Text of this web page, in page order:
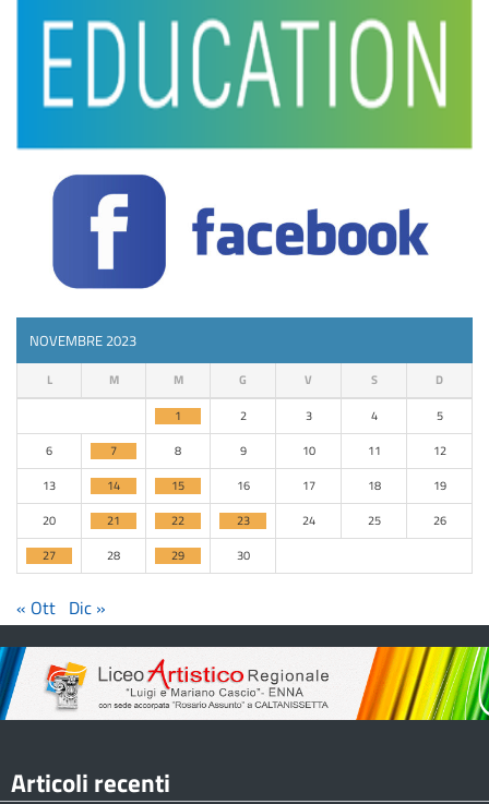
NOVEMBRE 2023
L M M G V S D
1 2 3 4
5
6
7 8 9 10 11
12
13
14 15 16 17 18
19
20
21 22 23 24 25
26
27
28 29 30
« Ott Dic »
Articoli recenti